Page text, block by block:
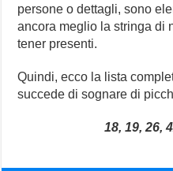
persone o dettagli, sono
ancora meglio la stringa di
tener presenti.
Quindi, ecco la lista
succede di sognare di
18, 19, 26,